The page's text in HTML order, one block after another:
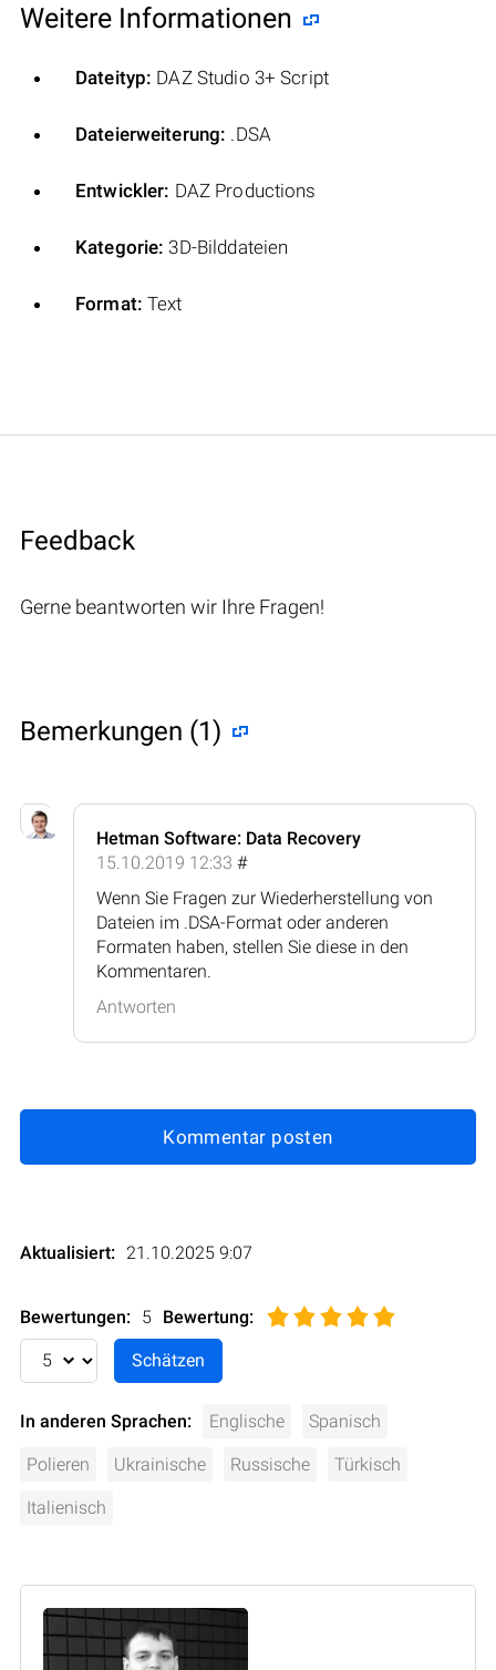
Weitere Informationen
Dateityp: DAZ Studio 3+ Script
Dateierweiterung: .DSA
Entwickler: DAZ Productions
Kategorie: 3D-Bilddateien
Format: Text
Feedback
Gerne beantworten wir Ihre Fragen!
Bemerkungen (1)
Hetman Software: Data Recovery
15.10.2019 12:33 #
Wenn Sie Fragen zur Wiederherstellung von
Dateien im .DSA-Format oder anderen
Formaten haben, stellen Sie diese in den
Kommentaren.
Antworten
Kommentar posten
Aktualisiert: 21.10.2025 9:07
Bewertungen: 5 Bewertung:
In anderen Sprachen: Englische Spanisch
Polieren Ukrainische Russische Türkisch
Italienisch